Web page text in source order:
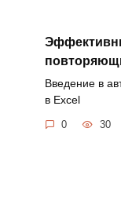
Введение в
в Excel
0 30